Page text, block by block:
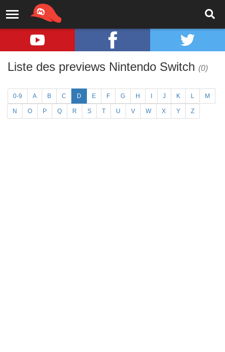
Liste des previews Nintendo Switch (0)
0-9 A B C D E F G H J K L M
N O P Q R S T U V W X Y Z